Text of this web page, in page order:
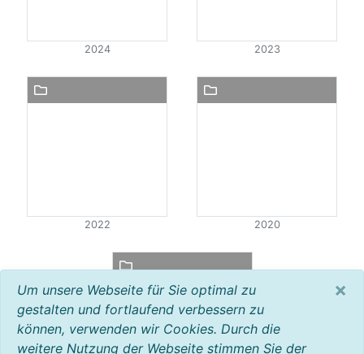
2024 2023
2022 2020
Um unsere Webseite für Sie optimal zu
gestalten und fortlaufend verbessern zu
können, verwenden wir Cookies. Durch die
weitere Nutzung der Webseite stimmen Sie der
×